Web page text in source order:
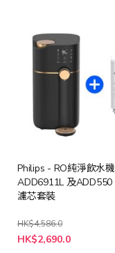
Philips - RO純淨飲水機
ADD6911L 及ADD550
濾芯套裝
HK$4,586.0
特
殊
HK$2,690.0